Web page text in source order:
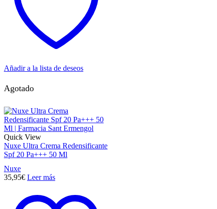
Añadir a la lista de deseos
Agotado
Quick View
Nuxe Ultra Crema Redensificante
Spf 20 Pa+++ 50 Ml
Nuxe
35,95€ Leer más